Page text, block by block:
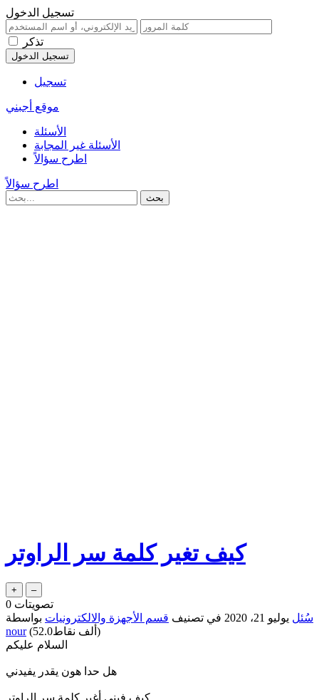
تسجيل الدخول
تذكر
تسجيل
موقع أجبني
الأسئلة
الأسئلة غير المجابة
اطرح سؤالاً
اطرح سؤالاً
كيف تغير كلمة سر الراوتر
0 تصويتات
سُئل يوليو 21، 2020 في تصنيف قسم الأجهزة والالكترونيات بواسطة
nour ( 52.0ألف نقاط)
السلام عليكم
هل حدا هون يقدر يفيدني
كيف فيني أغير كلمة سر الراوتر